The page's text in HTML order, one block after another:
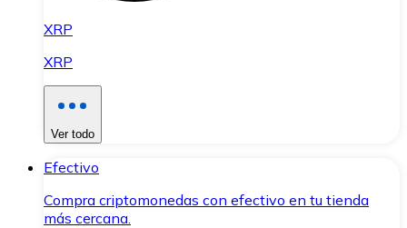
XRP
XRP
Ver todo
Efectivo
Compra criptomonedas con efectivo en tu tienda
más cercana.